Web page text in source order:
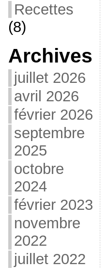
Recettes
(8)
Archives
juillet 2026
avril 2026
février 2026
septembre
2025
octobre
2024
février 2023
novembre
2022
juillet 2022